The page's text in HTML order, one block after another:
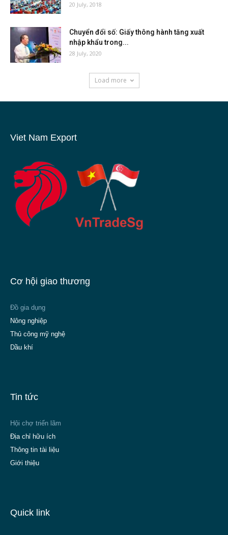
20 July, 2018
Chuyển đổi số: Giấy thông hành tăng xuất
nhập khẩu trong...
28 July, 2020
Load more
Viet Nam Export
Cơ hội giao thương
Đồ gia dụng
Nông nghiệp
Thủ công mỹ nghệ
Dầu khí
Tin tức
Hội chợ triển lãm
Địa chỉ hữu ích
Thông tin tài liệu
Giới thiệu
Quick link